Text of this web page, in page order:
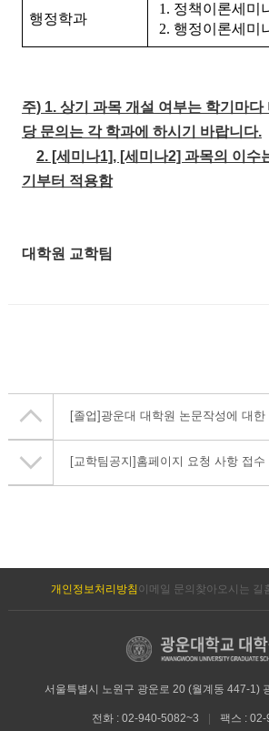
행정학과
1. 정책이론세미
2. 행정이론세미
주) 1. 상기 과목 개설 여부는 학기마다
당 문의는 각 학과에 하시기 바랍니다.
2. [세미나1], [세미나2] 과목의 이수
기부터 적용함
대학원 교학팀
[졸업] 광운대 대학원 논문작성에 대
[교학팀공지] 홈페이지 요청 사항 접수
개인정보처리방침 이메일 문의 찾아오시는 길
서울특별시 노원구 광운로 20 (월계동 447-1)
전화 : 02-940-5082~3 팩스 :